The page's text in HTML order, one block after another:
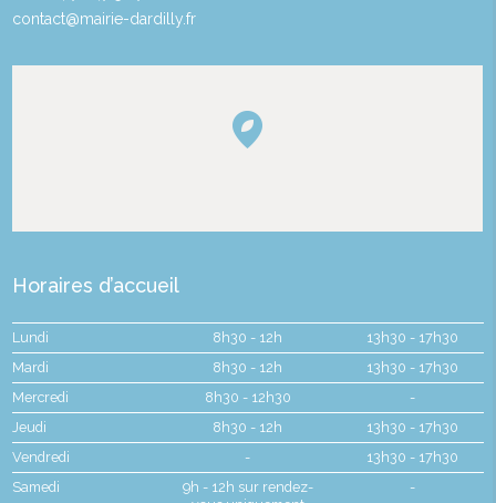
contact@mairie-dardilly.fr
Horaires d’accueil
Lundi 8h30 - 12h
13h30 - 17h30
Mardi
8h30 - 12h
13h30 - 17h30
Mercredi
8h30 - 12h30
-
Jeudi
8h30 - 12h
13h30 - 17h30
Vendredi
-
13h30 - 17h30
Samedi
9h - 12h sur rendez-
-